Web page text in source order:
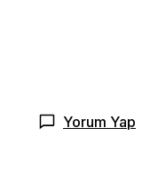
Yorum Yap